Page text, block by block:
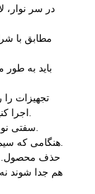
هم جدا شوند